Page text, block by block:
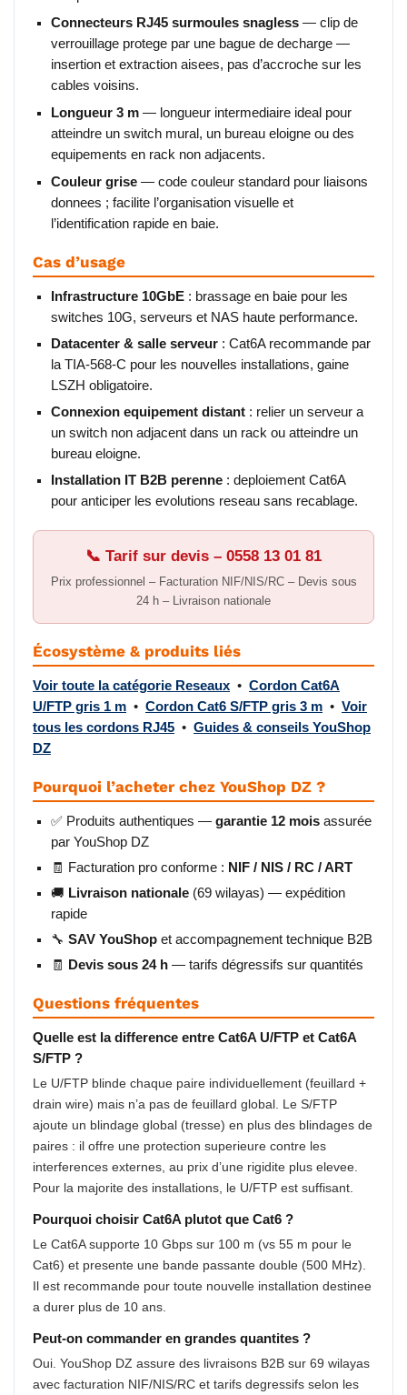
Connecteurs RJ45 surmoules snagless — clip de
verrouillage protege par une bague de decharge —
insertion et extraction aisees, pas d’accroche sur les
cables voisins.
Longueur 3 m — longueur intermediaire ideal pour
atteindre un switch mural, un bureau eloigne ou des
equipements en rack non adjacents.
Couleur grise — code couleur standard pour liaisons
donnees ; facilite l’organisation visuelle et
l’identification rapide en baie.
Cas d’usage
Infrastructure 10GbE : brassage en baie pour les
switches 10G, serveurs et NAS haute performance.
Datacenter & salle serveur : Cat6A recommande par
la TIA-568-C pour les nouvelles installations, gaine
LSZH obligatoire.
Connexion equipement distant : relier un serveur a
un switch non adjacent dans un rack ou atteindre un
bureau eloigne.
Installation IT B2B perenne : deploiement Cat6A
pour anticiper les evolutions reseau sans recablage.
📞 Tarif sur devis – 0558 13 01 81
Prix professionnel – Facturation NIF/NIS/RC – Devis sous
24 h – Livraison nationale
Écosystème & produits liés
Voir toute la catégorie Reseaux • Cordon Cat6A
U/FTP gris 1 m • Cordon Cat6 S/FTP gris 3 m • Voir
tous les cordons RJ45 • Guides & conseils YouShop
DZ
Pourquoi l’acheter chez YouShop DZ ?
✅ Produits authentiques — garantie 12 mois assurée
par YouShop DZ
🧾 Facturation pro conforme : NIF / NIS / RC / ART
🚚 Livraison nationale (69 wilayas) — expédition
rapide
🔧 SAV YouShop et accompagnement technique B2B
🧾
Devis sous 24 h — tarifs dégressifs sur quantités
Questions fréquentes
Quelle est la difference entre Cat6A U/FTP et Cat6A
S/FTP ?
Le U/FTP blinde chaque paire individuellement (feuillard +
drain wire) mais n’a pas de feuillard global. Le S/FTP
ajoute un blindage global (tresse) en plus des blindages de
paires : il offre une protection superieure contre les
interferences externes, au prix d’une rigidite plus elevee.
Pour la majorite des installations, le U/FTP est suffisant.
Pourquoi choisir Cat6A plutot que Cat6 ?
Le Cat6A supporte 10 Gbps sur 100 m (vs 55 m pour le
Cat6) et presente une bande passante double (500 MHz).
Il est recommande pour toute nouvelle installation destinee
a durer plus de 10 ans.
Peut-on commander en grandes quantites ?
Oui. YouShop DZ assure des livraisons B2B sur 69 wilayas
avec facturation NIF/NIS/RC et tarifs degressifs selon les